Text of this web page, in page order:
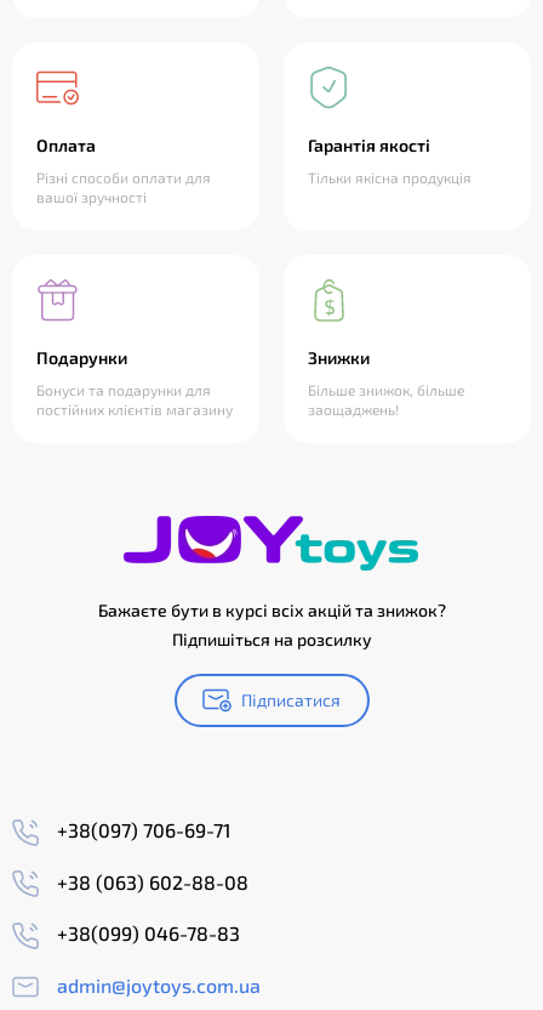
Оплата
Різні способи оплати для
вашої зручності
Гарантія якості
Тільки якісна продукція
Подарунки
Бонуси та подарунки для
постійних клієнтів магазину
Знижки
Більше знижок, більше
заощаджень!
Бажаєте бути в курсі всіх акцій та знижок?
Підпишіться на розсилку
Підписатися
+38(097) 706-69-71
+38 (063) 602-88-08
+38(099) 046-78-83
admin@joytoys.com.ua